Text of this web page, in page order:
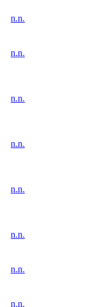
n.n.
n.n.
n.n.
n.n.
n.n.
n.n.
n.n.
n.n.